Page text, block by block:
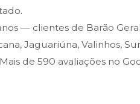
— clientes de Barão
Jaguariúna, Valinhos,
de 590 avaliações no